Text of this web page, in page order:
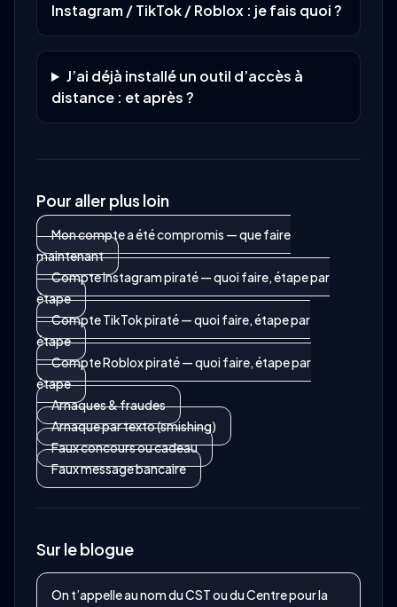
Instagram / TikTok / Roblox : je fais quoi ?
J’ai déjà installé un outil d’accès à
distance : et après ?
Pour aller plus loin
Mon compte a été compromis — que faire
maintenant
Compte Instagram piraté — quoi faire, étape par
étape
Compte TikTok piraté — quoi faire, étape par
étape
Compte Roblox piraté — quoi faire, étape par
étape
Arnaques & fraudes
Arnaque par texto (smishing)
Faux concours ou cadeau
Faux message bancaire
Sur le blogue
On t’appelle au nom du CST ou du Centre pour la